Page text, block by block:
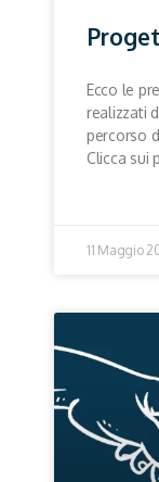
Ecco le
realizzati
percorso
Clicca sui
11 Maggio